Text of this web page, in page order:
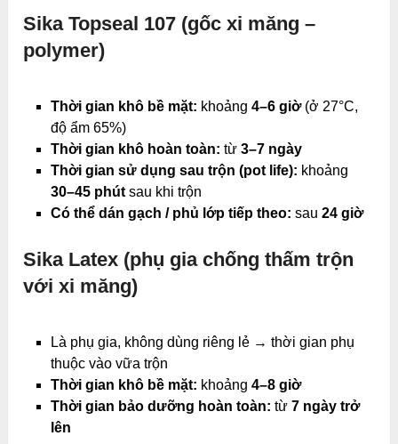
Sika Topseal 107 (gốc xi măng –
polymer)
Thời gian khô bề mặt: khoảng 4–6 giờ(ở 27°C,
độ ẩm 65%)
Thời gian khô hoàn toàn: từ 3–7 ngày
Thời gian sử dụng sau trộn (pot life): khoảng
30–45 phútsau khi trộn
Có thể dán gạch / phủ lớp tiếp theo: sau 24 giờ
Sika Latex (phụ gia chống thấm trộn
với xi măng)
Là phụ gia, không dùng riêng lẻ → thời gian phụ
thuộc vào vữa trộn
Thời gian khô bề mặt: khoảng 4–8 giờ
Thời gian bảo dưỡng hoàn toàn: từ 7 ngày trở
lên